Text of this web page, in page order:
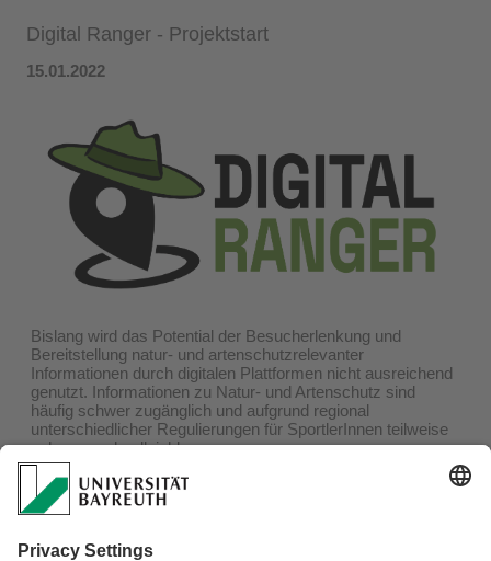
Digital Ranger - Projektstart
15.01.2022
Bislang wird das Potential der Besucherlenkung und
Bereitstellung natur- und artenschutzrelevanter
Informationen durch digitalen Plattformen nicht ausreichend
genutzt. Informationen zu Natur- und Artenschutz sind
häufig schwer zugänglich und aufgrund regional
unterschiedlicher Regulierungen für SportlerInnen teilweise
schwer nachvollziehbar.
Um die Auswirkungen zu Untersuchen und herauszufinden,
wie am besten mit ihnen umgegangen werden kann, begann
am15.01.2022das Projekt
effizient durch Outdoor-Plattformen für NutzerInnen